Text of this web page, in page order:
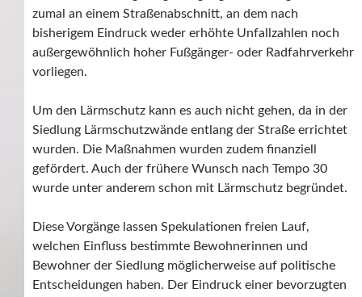
zumal an einem Straßenabschnitt, an dem nach
bisherigem Eindruck weder erhöhte Unfallzahlen noch
außergewöhnlich hoher Fußgänger- oder Radfahrverkehr
vorliegen.
Um den Lärmschutz kann es auch nicht gehen, da in der
Siedlung Lärmschutzwände entlang der Straße errichtet
wurden. Die Maßnahmen wurden zudem finanziell
gefördert. Auch der frühere Wunsch nach Tempo 30
wurde unter anderem schon mit Lärmschutz begründet.
Diese Vorgänge lassen Spekulationen freien Lauf,
welchen Einfluss bestimmte Bewohnerinnen und
Bewohner der Siedlung möglicherweise auf politische
Entscheidungen haben. Der Eindruck einer bevorzugten